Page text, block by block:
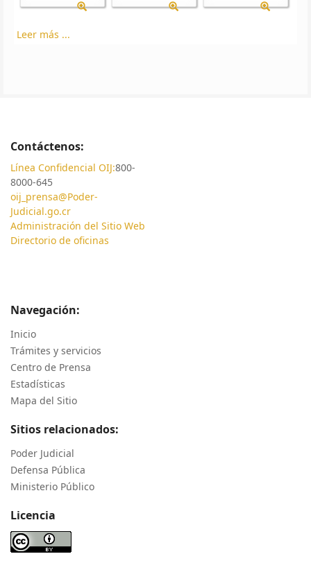
Leer más ...
Contáctenos:
Línea Confidencial OIJ:800-
8000-645
oij_prensa@Poder-
Judicial.go.cr
Administración del Sitio Web
Directorio de oficinas
Navegación:
Inicio
Trámites y servicios
Centro de Prensa
Estadísticas
Mapa del Sitio
Sitios relacionados:
Poder Judicial
Defensa Pública
Ministerio Público
Licencia